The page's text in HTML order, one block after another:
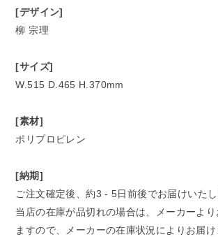
[デザイン]
柳 宗理
[サイズ]
W.515 D.465 H.370mm
[素材]
ポリプロピレン
[納期]
ご注文確定後、約3 - 5日前後でお届けいたし
当店の在庫が品切れの場合は、メーカーよ
ますので、メーカーの在庫状況によりお届